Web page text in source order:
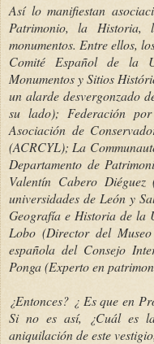
Así lo manifiestan
Patrimonio, la Historia,
monumentos. Entre ellos,
Comité Español de la
Monumentos y Sitios
un alarde desvergonzado
su lado); Federación
Asociación de
(ACRCYL); La
Departamento de
Valentín Cabero
universidades de León y
Geografía e Historia de la
Lobo (Director del
española del Consejo
Ponga (Experto en
¿Entonces? ¿ Es que en
Si no es así, ¿Cuál es
aniquilación de este